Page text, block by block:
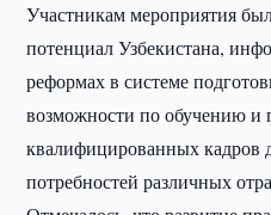
Участникам мероприятия
потенциал Узбекистана,
реформах в системе
возможности по обучению и
квалифицированных кадров
потребностей различных